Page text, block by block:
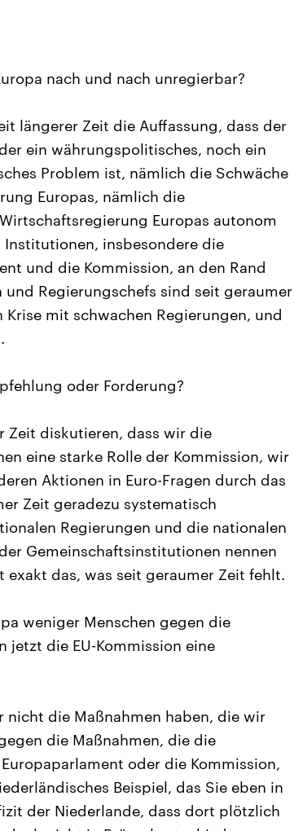
nach und nach unregierbar?
längerer Zeit die Auffassung, dass der
ein währungspolitisches, noch ein
Problem ist, nämlich die Schwäche
Europas, nämlich die
Europas autonom
Institutionen, insbesondere die
und die Kommission, an den Rand
Regierungschefs sind seit geraumer
mit schwachen Regierungen, und
oder Forderung?
Zeit diskutieren, dass wir die
eine starke Rolle der Kommission, wir
Aktionen in Euro-Fragen durch das
Zeit geradezu systematisch
Regierungen und die nationalen
Gemeinschaftsinstitutionen nennen
das, was seit geraumer Zeit fehlt.
weniger Menschen gegen die
jetzt die EU-Kommission eine
nicht die Maßnahmen haben, die wir
die Maßnahmen, die die
oder die Kommission,
Beispiel, das Sie eben in
der Niederlande, dass dort plötzlich